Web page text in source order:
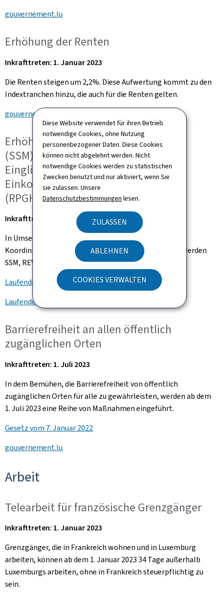
Diese Website verwendet für ihren Betrieb
notwendige Cookies, ohne Nutzung
personenbezogener Daten. Diese Cookies
können nicht abgelehnt werden. Nicht
notwendige Cookies werden zu statistischen
Zwecken benutzt und nur aktiviert, wenn Sie
sie zulassen. Unsere
Datenschutzbestimmungen lesen.
ZULASSEN
ABLEHNEN
COOKIES VERWALTEN
gouvernement.lu
Erhöhung der Renten
Inkrafttreten: 1. Januar 2023
Die Renten steigen um 2,2%. Diese Aufwertung kommt zu den
Indextranchen hinzu, die auch für die Renten gelten.
gouvernement.lu
Erhöhung des sozialen Mindestlohns
(SSM), des Einkommens für soziale
Eingliederung (REVIS) und des
Einkommens für Schwerbehinderte
(RPGH)
Inkrafttreten: 1. Januar 2023
In Umsetzung der Vereinbarung des dreiparteilichen
Koordinierungsausschusses vom 28. September 2022 werden
SSM, REVIS und RPGH im Jahr 2023 um 3,2% erhöht.
Laufendes Gesetzgebungsverfahren(SSM)
Laufendes Gesetzgebungsverfahren
Barrierefreiheit an allen öffentlich
zugänglichen Orten
Inkrafttreten: 1. Juli 2023
In dem Bemühen, die Barrierefreiheit von öffentlich
zugänglichen Orten für alle zu gewährleisten, werden ab dem
1. Juli 2023 eine Reihe von Maßnahmen eingeführt.
Gesetz vom 7. Januar 2022
gouvernement.lu
Arbeit
Telearbeit für französische Grenzgänger
Inkrafttreten: 1. Januar 2023
Grenzgänger, die in Frankreich wohnen und in Luxemburg
arbeiten, können ab dem 1. Januar 2023 34 Tage außerhalb
Luxemburgs arbeiten, ohne in Frankreich steuerpflichtig zu
sein.